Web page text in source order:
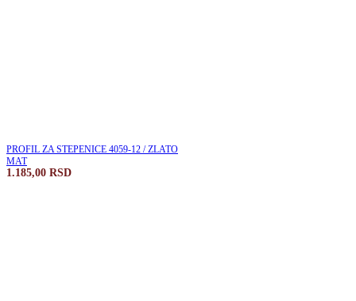
PROFIL ZA STEPENICE 4059-12 / ZLATO
MAT
1.185,00 RSD